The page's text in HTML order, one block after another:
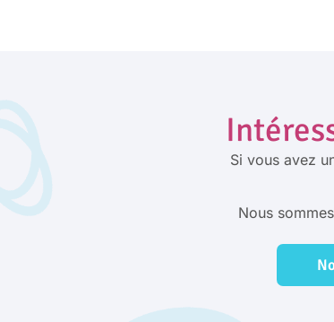
Si vous avez
Nous